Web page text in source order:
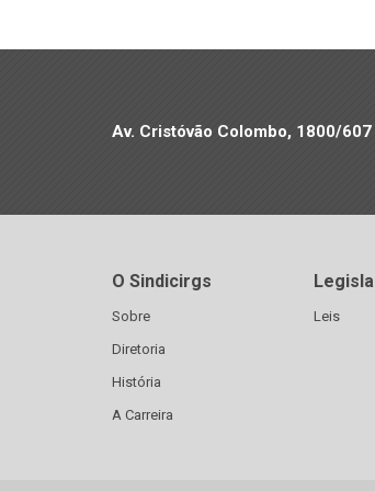
Av. Cristóvão Colombo, 1800/
O Sindicirgs
Sobre
Diretoria
História
A Carreira
Leis